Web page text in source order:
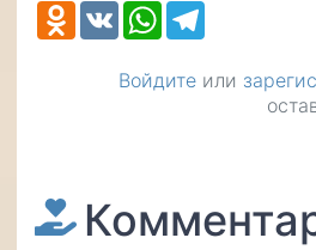
Odnoklassniki
VK WhatsApp
Войдите или